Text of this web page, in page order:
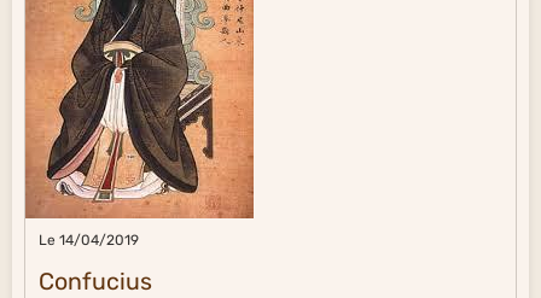
Le 14/04/2019
Confucius